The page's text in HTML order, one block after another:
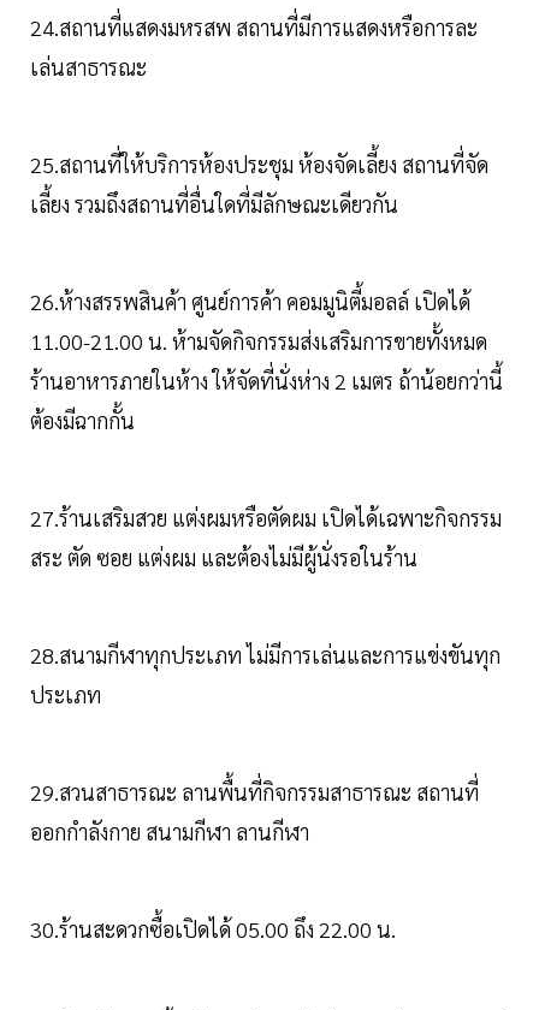
24.สถานที่แสดงมหรสพ สถานที่มีการแสดงหรือการละ
เล่นสาธารณะ
25.สถานที่ให้บริการห้องประชุม ห้องจัดเลี้ยง สถานที่จัด
เลี้ยง รวมถึงสถานที่อื่นใดที่มีลักษณะเดียวกัน
26.ห้างสรรพสินค้า ศูนย์การค้า คอมมูนิตี้มอลล์ เปิดได้
11.00-21.00 น. ห้ามจัดกิจกรรมส่งเสริมการขายทั้งหมด
ร้านอาหารภายในห้าง ให้จัดที่นั่งห่าง 2 เมตร ถ้าน้อยกว่านี้
ต้องมีฉากกั้น
27.ร้านเสริมสวย แต่งผมหรือตัดผม เปิดได้เฉพาะกิจกรรม
สระ ตัด ซอย แต่งผม และต้องไม่มีผู้นั่งรอในร้าน
28.สนามกีฬาทุกประเภท ไม่มีการเล่นและการแข่งขันทุก
ประเภท
29.สวนสาธารณะ ลานพื้นที่กิจกรรมสาธารณะ สถานที่
ออกกำลังกาย สนามกีฬา ลานกีฬา
30.ร้านสะดวกซื้อเปิดได้ 05.00 ถึง 22.00 น.